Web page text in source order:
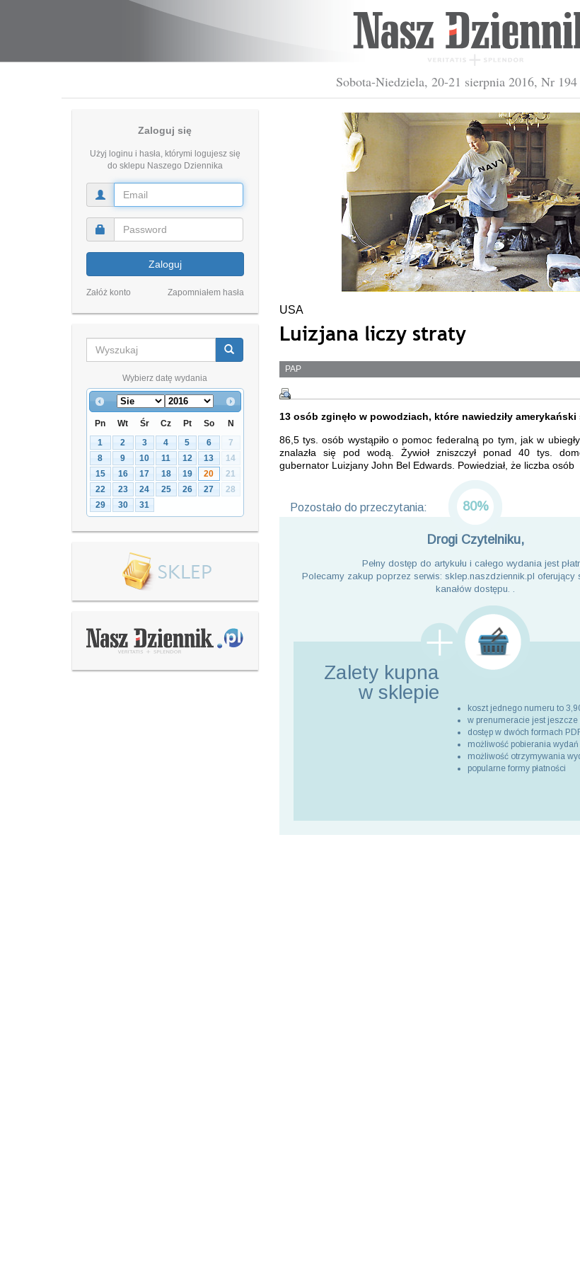
Sobota-Niedziela, 20-21 sierpnia 2016, Nr
Zaloguj się
Użyj loginu i hasła, którymi logujesz się
do sklepu Naszego Dziennika
Zaloguj
Załóż konto Zapomniałem hasła
Wybierz datę wydania
Pn Wt Śr Cz Pt So
N
1
2 3 4 5 6
7
8
9 10 11 12 13
14
15
16 17 18 19 20
21
22
23 24 25 26 27
28
29
30 31
USA
Luizjana liczy straty
PAP
13 osób zginęło w powodziach, które nawiedziły
86,5 tys. osób wystąpiło o pomoc federalną po tym, jak w
znalazła się pod wodą. Żywioł zniszczył ponad 40 tys.
gubernator Luizjany John Bel Edwards. Powiedział, że liczba osób
Pozostało do przeczytania: 80%
Drogi Czytelniku,
Pełny dostęp do artykułu i całego wydania jest
Polecamy zakup poprzez serwis: sklep.naszdziennik.pl oferujący
kanałów dostępu. .
Zalety kupna
w sklepie
koszt jednego numeru to
w prenumeracie jest jeszcze
dostęp w dwóch formach
możliwość pobierania
możliwość otrzymywania
popularne formy płatności